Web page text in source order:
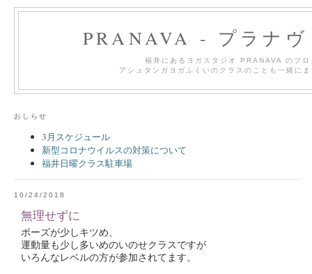
PRANAVA - プラナ
福井にあるヨガスタジオ PRANAVA のブロ
アシュタンガヨガふくいのクラスのことも一緒に
おしらせ
3月スケジュール
新型コロナウイルスの対策について
福井日曜クラス駐車場
10/24/2018
無理せずに
ポーズが少しキツめ、
運動量も少し多いめのいのせクラスですが
いろんなレベルの方が参加されてます。